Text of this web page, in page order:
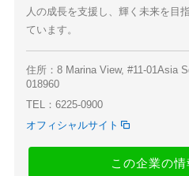
人の成長を支援し、輝く未来を目
ています。
住所：8 Marina View, #11-01Asia
018960
TEL：6225-0900
オフィシャルサイト
この企業の情